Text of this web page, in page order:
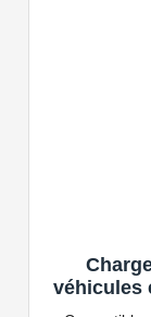
véhicules
jusqu'à